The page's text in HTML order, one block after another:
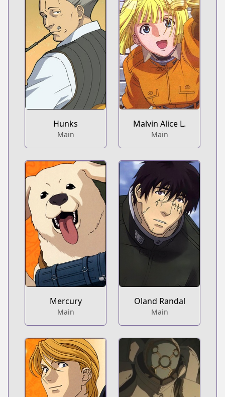
Hunks
Main
Malvin Alice L.
Main
Mercury
Main
Oland Randal
Main